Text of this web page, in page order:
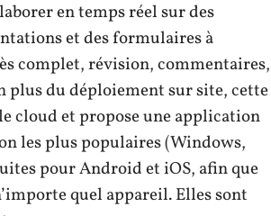
en temps réel sur des
et des formulaires à
complet, révision, commentaires,
plus du déploiement sur site, cette
cloud et propose une application
les plus populaires (Windows,
pour Android et iOS, afin que
quel appareil. Elles sont